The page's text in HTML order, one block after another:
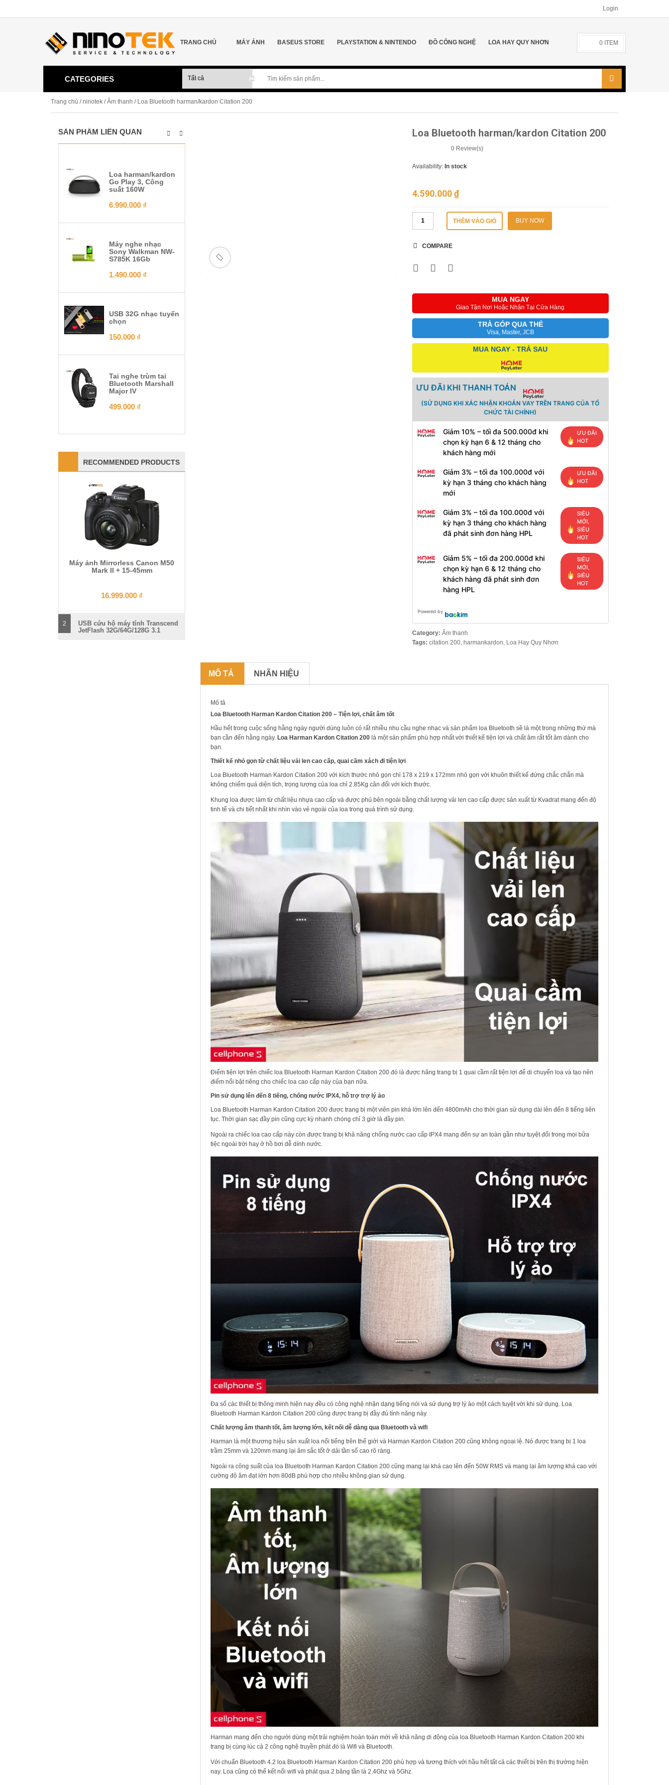
Login
TRANG CHỦ MÁY ẢNH BASEUS STORE PLAYSTATION & NINTENDO ĐỒ CÔNG NGHỆ LOA HAY QUY NHƠN 0 ITEM
CATEGORIES
Trang chủ /ninotek /Âm thanh / Loa Bluetooth harman/kardon Citation 200
SẢN PHẨM LIÊN QUAN
Loa harman/kardon
Go Play 3, Công
suất 160W
6.990.000 ₫
Máy nghe nhạc
Sony Walkman NW-
S785K 16Gb
1.490.000 ₫
USB 32G nhạc tuyển
chọn
150.000 ₫
Tai nghe trùm tai
Bluetooth Marshall
Major IV
499.000 ₫
RECOMMENDED PRODUCTS
Máy ảnh Mirrorless Canon M50
Mark II + 15-45mm
16.999.000 ₫
2
USB cứu hộ máy tính Transcend
JetFlash 32G/64G/128G 3.1
🔍
Loa Bluetooth harman/kardon Citation 200
0Review(s)
Availability: In stock
4.590.000₫
THÊM VÀO GIỎ BUY NOW
COMPARE
MUA NGAY
Giao Tận Nơi Hoặc Nhận Tại Cửa Hàng
TRẢ GÓP QUA THẺ
Visa, Master, JCB
MUA NGAY - TRẢ SAU
ƯU ĐÃI KHI THANH TOÁN
(SỬ DỤNG KHI XÁC NHẬN KHOẢN VAY TRÊN TRANG CỦA TỔ
CHỨC TÀI CHÍNH)
Giảm 10% – tối đa 500.000đ khi
chọn kỳ hạn 6 & 12 tháng cho
khách hàng mới
ƯU ĐÃI
HOT
Giảm 3% – tối đa 100.000đ với
kỳ hạn 3 tháng cho khách hàng
mới
ƯU ĐÃI
HOT
Giảm 3% – tối đa 100.000đ với
kỳ hạn 3 tháng cho khách hàng
đã phát sinh đơn hàng HPL
SIÊU
MỚI,
SIÊU
HOT
Giảm 5% – tối đa 200.000đ khi
chọn kỳ hạn 6 & 12 tháng cho
khách hàng đã phát sinh đơn
hàng HPL
SIÊU
MỚI,
SIÊU
HOT
Powered by
Category: Âm thanh
Tags: citation 200, harmankardon Loa Hay Quy Nhơn
MÔ TẢ NHÃN HIỆU
Mô tả
Loa Bluetooth Harman Kardon Citation 200 – Tiện lợi, chất âm tốt
Hầu hết trong cuộc sống hằng ngày người dùng luôn có rất nhiều nhu cầu nghe nhạc và sản phẩm loa Bluetooth sẽ là một trong những thứ mà
bạn cần đến hằng ngày. Loa Harman Kardon Citation 200 là một sản phẩm phù hợp nhất với thiết kế tiện lợi và chất âm rất tốt âm dành cho
bạn.
Thiết kế nhỏ gọn từ chất liệu vải len cao cấp, quai cầm xách đi tiện lợi
Loa Bluetooth Harman Kardon Citation 200 với kích thước nhỏ gọn chỉ 178 x 219 x 172mm nhỏ gọn với khuôn thiết kế đứng chắc chắn mà
không chiếm quá diện tích, trọng lượng của loa chỉ 2.85Kg cân đối với kích thước.
Khung loa được làm từ chất liệu nhựa cao cấp và được phủ bên ngoài bằng chất lượng vải len cao cấp được sản xuất từ Kvadrat mang đến độ
tinh tế và chi tiết nhất khi nhìn vào vẻ ngoài của loa trong quá trình sử dụng.
Điểm tiện lợi trên chiếc loa Bluetooth Harman Kardon Citation 200 đó là được hãng trang bị 1 quai cầm rất tiện lợi để di chuyển loa và tạo nên
điểm nổi bật riêng cho chiếc loa cao cấp này của bạn nữa.
Pin sử dụng lên đến 8 tiếng, chống nước IPX4, hỗ trợ trợ lý ảo
Loa Bluetooth Harman Kardon Citation 200 được trang bị một viên pin khá lớn lên đến 4800mAh cho thời gian sử dụng dài lên đến 8 tiếng liên
tục. Thời gian sạc đầy pin cũng cực kỳ nhanh chóng chỉ 3 giờ là đầy pin.
Ngoài ra chiếc loa cao cấp này còn được trang bị khả năng chống nước cao cấp IPX4 mang đến sự an toàn gần như tuyệt đối trong mọi bữa
tiệc ngoài trời hay ở hồ bơi dễ dính nước.
Đa số các thiết bị thông minh hiện nay đều có công nghệ nhận dạng tiếng nói và sử dụng trợ lý ảo một cách tuyệt vời khi sử dụng. Loa
Bluetooth Harman Kardon Citation 200 cũng được trang bị đầy đủ tính năng này.
Chất lượng âm thanh tốt, âm lượng lớn, kết nối dễ dàng qua Bluetooth và wifi
Harman là một thương hiệu sản xuất loa nổi tiếng trên thế giới và Harman Kardon Citation 200 cũng không ngoại lệ. Nó được trang bị 1 loa
trầm 25mm và 120mm mang lại âm sắc tốt ở dải tần số cao rõ ràng.
Ngoài ra công suất của loa Bluetooth Harman Kardon Citation 200 cũng mang lại khá cao lên đến 50W RMS và mang lại âm lượng khá cao với
cường độ âm đạt lớn hơn 80dB phù hợp cho nhiều không gian sử dụng.
Harman mang đến cho người dùng một trải nghiệm hoàn toàn mới về khả năng di động của loa Bluetooth Harman Kardon Citation 200 khi
trang bị cùng lúc cả 2 công nghệ truyền phát đó là Wifi và Bluetooth.
Với chuẩn Bluetooth 4.2 loa Bluetooth Harman Kardon Citation 200 phù hợp và tương thích với hầu hết tất cả các thiết bị trên thị trường hiện
nay. Loa cũng có thể kết nối wifi và phát qua 2 băng tần là 2.4Ghz và 5Ghz.